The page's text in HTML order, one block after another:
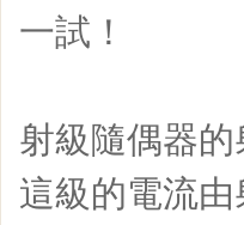
一試！
射級隨偶器
這級的電流